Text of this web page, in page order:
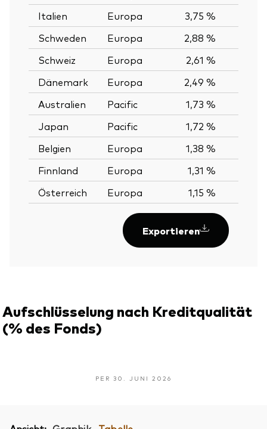
Italien
Europa
3,75 %
Schweden
Europa
2,88 %
Schweiz
Europa
2,61 %
Dänemark
Europa
2,49 %
Australien
Pacific
1,73 %
Japan
Pacific
1,72 %
Belgien
Europa
1,38 %
Finnland
Europa
1,31 %
Österreich
Europa 1,15 %
Exportieren
Aufschlüsselung nach Kreditqualität
(% des Fonds)
PER 30. JUNI 2026